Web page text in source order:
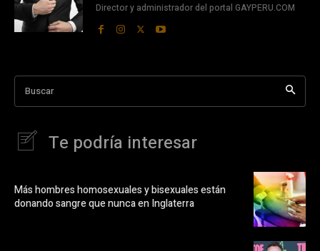
Director y administrador del portal GAYPERU.COM
Buscar
Te podría interesar
Más hombres homosexuales y bisexuales están
donando sangre que nunca en Inglaterra